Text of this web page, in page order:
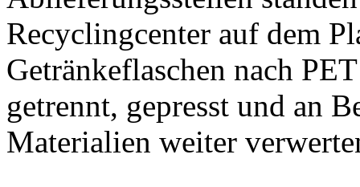
Recyclingcenter auf dem
Getränkeflaschen nach
getrennt, gepresst und an
Materialien weiter